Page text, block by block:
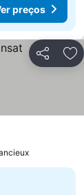
preços
Partilhar